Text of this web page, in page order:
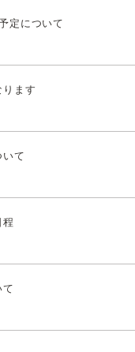
定について
ります
いて
程
て